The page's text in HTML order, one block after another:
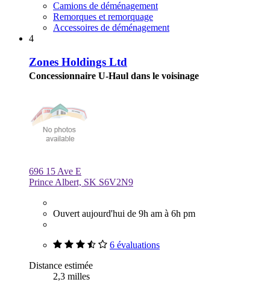
Camions de déménagement
Remorques et remorquage
Accessoires de déménagement
4
Zones Holdings Ltd
Concessionnaire U-Haul dans le voisinage
696 15 Ave E
Prince Albert, SK S6V2N9
Ouvert aujourd'hui de 9h am à 6h pm
6 évaluations
Distance estimée
2,3 milles